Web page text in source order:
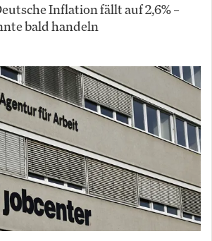
Inflation fällt auf 2,6% –
bald handeln